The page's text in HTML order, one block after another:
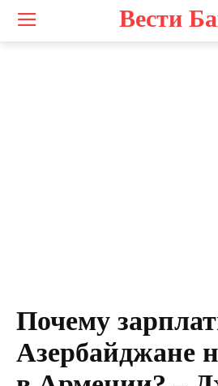
Вести
Почему
Азербайджане